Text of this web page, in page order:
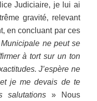
Judiciaire, je lui ai
gravité, relevant
en concluant par ces
ne peut se
à tort sur un ton
J’espère ne
je me devais de te
salutations» Nous